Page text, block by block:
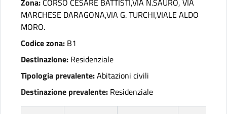
Zona: CORSO CESARE BATTISTI,VIA N.SAURO, VIA
MARCHESE DARAGONA,VIA G. TURCHI,VIALE ALDO
MORO.
Codice zona: B1
Destinazione: Residenziale
Tipologia prevalente:Abitazioni civili
Destinazione prevalente: Residenziale